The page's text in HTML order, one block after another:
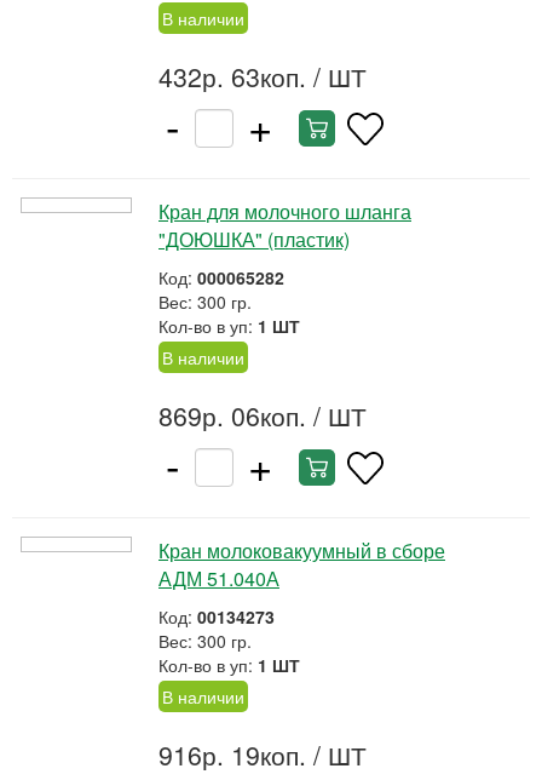
В наличии
432р. 63коп. / ШТ
- +
Кран для молочного шланга
"ДОЮШКА" (пластик)
Код: 000065282
Вес: 300 гр.
Кол-во в уп: 1 ШТ
В наличии
869р. 06коп. / ШТ
- +
Кран молоковакуумный в сборе
АДМ 51.040А
Код: 00134273
Вес: 300 гр.
Кол-во в уп: 1 ШТ
В наличии
916р. 19коп. / ШТ